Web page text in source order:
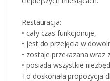
Restauracja:
• cały czas funkcjonuje,
• jest do przejęcia w
• zostaje przekazana wraz
• posiada wszystkie
To doskonała propozycja